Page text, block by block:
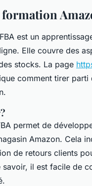
est un
Elle couvre des
stocks. La page
comment tirer
permet de
Amazon. Cela
de retours clients
savoir, il est facile de